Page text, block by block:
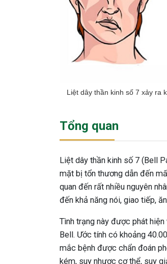
Liệt dây thần kinh số 7 xảy ra
Tổng quan
Liệt dây thần kinh số 7 (Bell
mặt bị tổn thương dẫn đến
quan đến rất nhiều nguyên
đến khả năng nói, giao tiếp,
Tình trạng này được phát
Bell. Ước tính có khoảng
mắc bệnh được chẩn đoán
kém, suy nhược cơ thể, suy